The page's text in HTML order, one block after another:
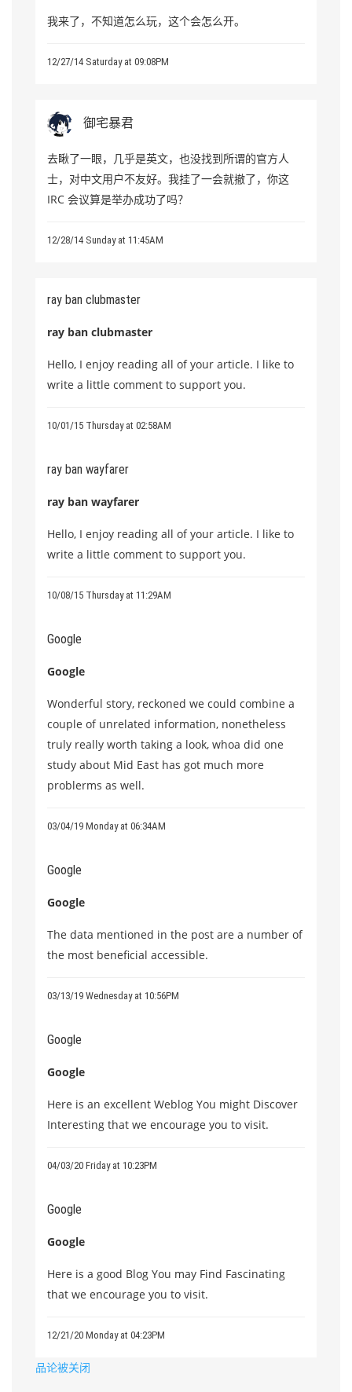
我来了，不知道怎么玩，这个会怎么开。
12/27/14 Saturday at 09:08PM
御宅暴君
去瞅了一眼，几乎是英文，也没找到所谓的官方人
士，对中文用户不友好。我挂了一会就撤了，你这
IRC 会议算是举办成功了吗？
12/28/14 Sunday at 11:45AM
ray ban clubmaster
ray ban clubmaster
Hello, I enjoy reading all of your article. I like to
write a little comment to support you.
10/01/15 Thursday at 02:58AM
ray ban wayfarer
ray ban wayfarer
Hello, I enjoy reading all of your article. I like to
write a little comment to support you.
10/08/15 Thursday at 11:29AM
Google
Google
Wonderful story, reckoned we could combine a
couple of unrelated information, nonetheless
truly really worth taking a look, whoa did one
study about Mid East has got much more
problerms as well.
03/04/19 Monday at 06:34AM
Google
Google
The data mentioned in the post are a number of
the most beneficial accessible.
03/13/19 Wednesday at 10:56PM
Google
Google
Here is an excellent Weblog You might Discover
Interesting that we encourage you to visit.
04/03/20 Friday at 10:23PM
Google
Google
Here is a good Blog You may Find Fascinating
that we encourage you to visit.
12/21/20 Monday at 04:23PM
品论被关闭